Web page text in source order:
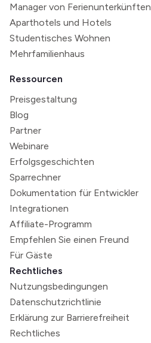
Manager von Ferienunterkünften
Aparthotels und Hotels
Studentisches Wohnen
Mehrfamilienhaus
Ressourcen
Preisgestaltung
Blog
Partner
Webinare
Erfolgsgeschichten
Sparrechner
Dokumentation für Entwickler
Integrationen
Affiliate-Programm
Empfehlen Sie einen Freund
Für Gäste
Rechtliches
Nutzungsbedingungen
Datenschutzrichtlinie
Erklärung zur Barrierefreiheit
Rechtliches